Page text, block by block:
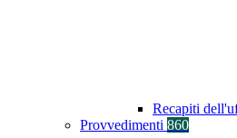
Recapiti
Provvedimenti 860